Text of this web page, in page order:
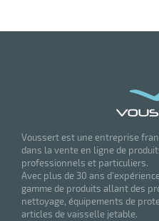
Voussert est une entreprise
dans la vente en ligne de
professionnels et particuliers.
Avec plus de 30 ans
gamme de produits allant des
nettoyage, équipements de
articles de vaisselle jetable.